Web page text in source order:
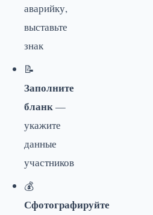
аварийку,
выставьте
знак
📝
Заполните
бланк—
укажите
данные
участников
💰
Сфотографируйте